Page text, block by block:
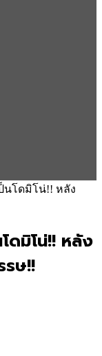
ป็นโดมิโน่!! หลัง
ดมิโน่!! หลัง
รษ!!